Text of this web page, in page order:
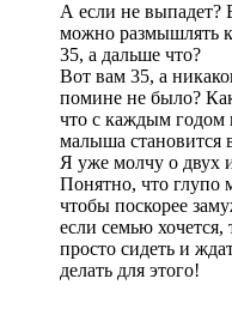
А если не выпадет?
можно размышлять
35, а дальше что?
Вот вам 35, а
помине не было?
что с каждым годом
малыша становится
Я уже молчу о двух
Понятно, что глупо
чтобы поскорее
если семью
просто сидеть и
делать для этого!